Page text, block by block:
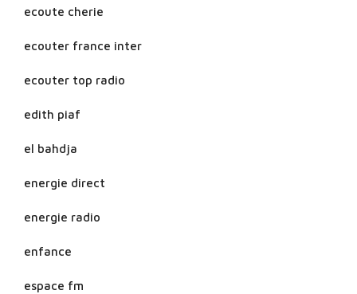
ecoute cherie
ecouter france inter
ecouter top radio
edith piaf
el bahdja
energie direct
energie radio
enfance
espace fm